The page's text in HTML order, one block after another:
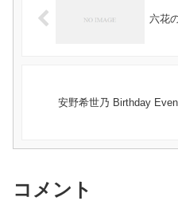
六花
安野希世乃 Birthday
コメント